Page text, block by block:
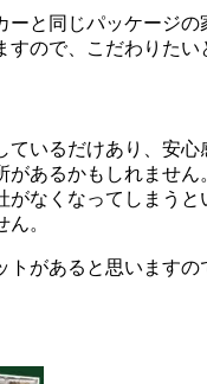
と同じパッケージ
ので、こだわりた
いるだけあり、安心
あるかもしれません
なくなってしまうと
。
があると思います